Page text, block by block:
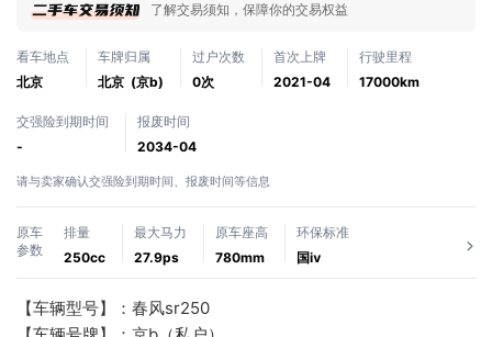
了解交易须知，保障你的交易权益
看车地点
北京
车牌归属
北京 (京b)
过户次数
0次
首次上牌
2021-04
行驶里程
17000km
交强险到期时间
-
报废时间
2034-04
请与卖家确认交强险到期时间、报废时间等信息
原车
参数
排量
250cc
最大马力
27.9ps
原车座高
780mm
环保标准
国ⅳ
【车辆型号】：春风sr250